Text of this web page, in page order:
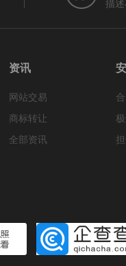
描
资讯
网站交易
商标转让
全部资讯